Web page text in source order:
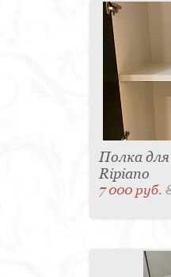
Полка
Ripiano
7 000 руб.